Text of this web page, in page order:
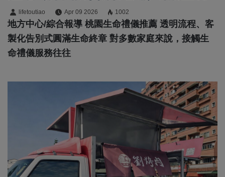
lifetoutiao Apr 09 2026 1002
地方中心/綜合報導 桃園生命禮儀推薦 透明流程、客
製化告別式圓滿生命終章 對多數家庭來說，接觸生
命禮儀服務往往